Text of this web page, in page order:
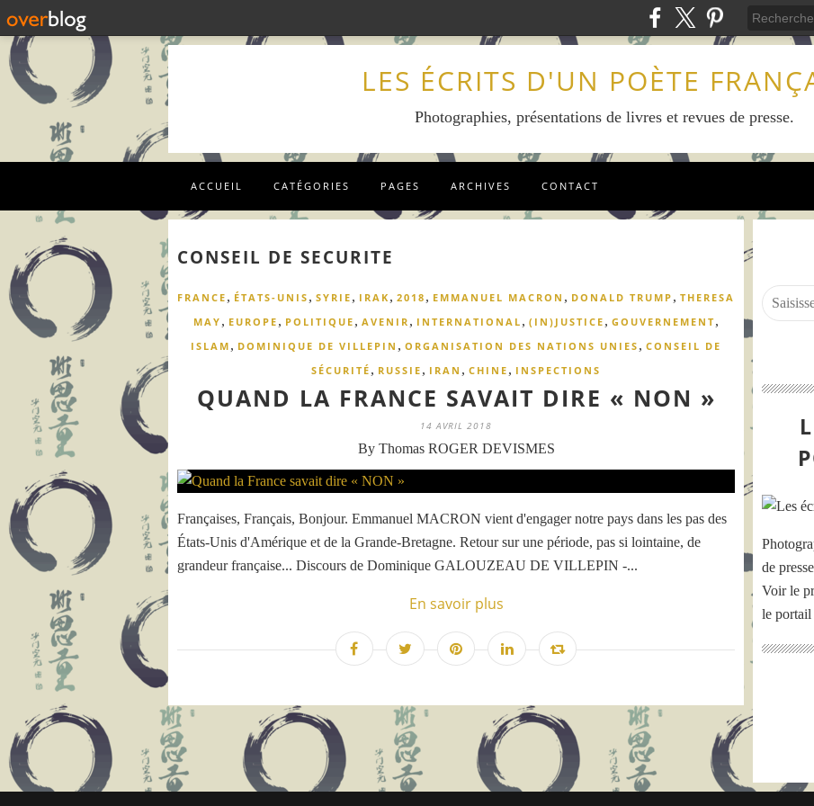
LES ÉCRITS D'UN POÈTE
Photographies, présentations de livres et revues de presse.
ACCUEIL CATÉGORIES PAGES ARCHIVES CONTACT
CONSEIL DE SECURITE
FRANCE , ÉTATS-UNIS , SYRIE , IRAK , 2018 , EMMANUEL MACRON , DONALD TRUMP , THERESA
MAY , EUROPE , POLITIQUE , AVENIR , INTERNATIONAL , (IN)JUSTICE , GOUVERNEMENT,
ISLAM , DOMINIQUE DE VILLEPIN , ORGANISATION DES NATIONS UNIES , CONSEIL DE
SÉCURITÉ , RUSSIE , IRAN , CHINE , INSPECTIONS
QUAND LA FRANCE SAVAIT DIRE « NON »
14 AVRIL 2018
By Thomas ROGER DEVISMES
Françaises, Français, Bonjour. Emmanuel MACRON vient d'engager notre pays dans les pas des
États-Unis d'Amérique et de la Grande-Bretagne. Retour sur une période, pas si lointaine, de
grandeur française... Discours de Dominique GALOUZEAU DE VILLEPIN -...
En savoir plus
de
Voir le
le